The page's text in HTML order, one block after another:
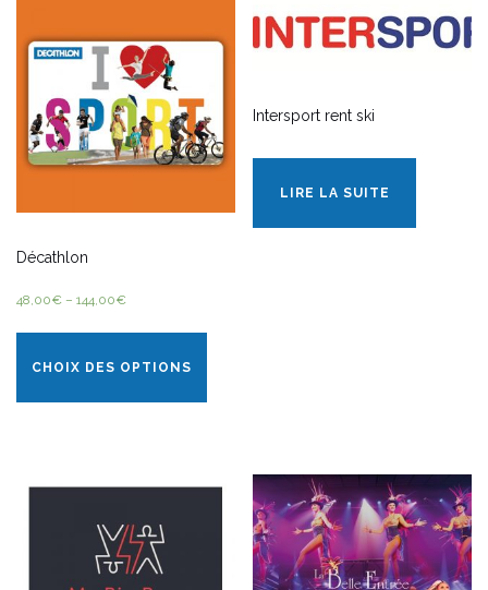
Décathlon
48,00€ – 144,00€
CHOIX DES OPTIONS
Intersport rent ski
LIRE LA SUITE